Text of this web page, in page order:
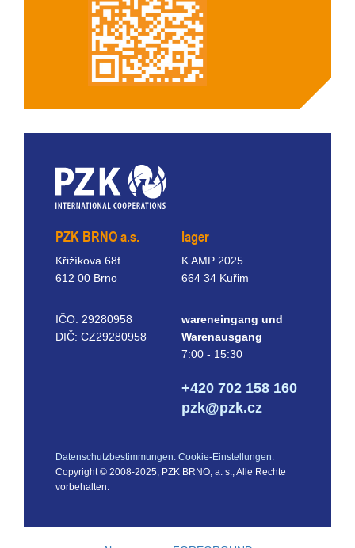
PZK BRNO a.s.
Křižíkova 68f
612 00 Brno
IČO: 29280958
DIČ: CZ29280958
lager
K AMP 2025
664 34 Kuřim
wareneingang und
Warenausgang
7:00 - 15:30
+420 702 158 160
pzk@pzk.cz
Copyright © 2008-2025, PZK BRNO, a. s., Alle Rechte
vorbehalten.
Datenschutzbestimmungen. Cookie-Einstellungen.